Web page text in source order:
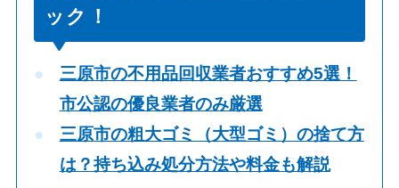
ック！
三原市の不用品回収業者おすすめ5選！
市公認の優良業者のみ厳選
三原市の粗大ゴミ（大型ゴミ）の捨て方
は？持ち込み処分方法や料金も解説